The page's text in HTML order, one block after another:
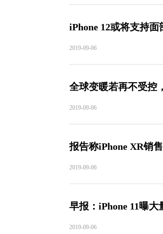
iPhone 12或将支持
2019-09-06
全球变暖若再不受
2019-09-06
报告称iPhone XR销
2019-09-06
早报：iPhone 11曝
2019-09-06